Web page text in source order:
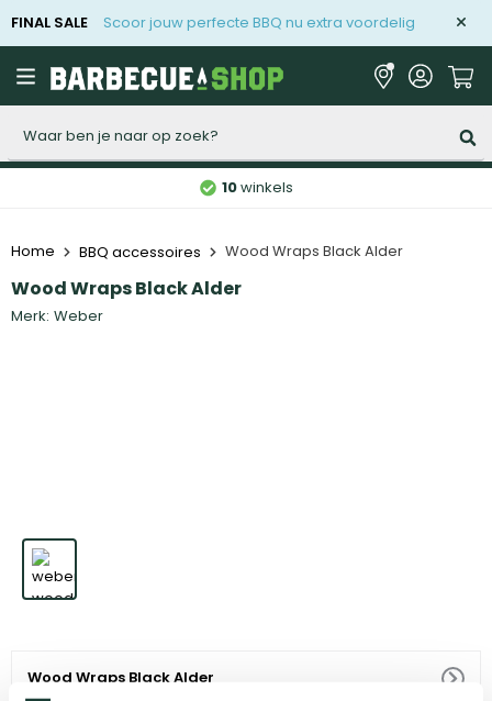
FINAL SALE Scoor jouw perfecte BBQ nu extra voordelig
10winkels
Home BBQ accessoires Wood Wraps Black Alder
Wood Wraps Black Alder
Merk: Weber
Wood Wraps Black Alder